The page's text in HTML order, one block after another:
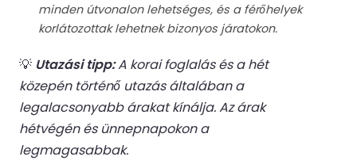
minden útvonalon lehetséges, és a férőhelyek
korlátozottak lehetnek bizonyos járatokon.
💡 Utazási tipp:A korai foglalás és a hét
közepén történő utazás általában a
legalacsonyabb árakat kínálja. Az árak
hétvégén és ünnepnapokon a
legmagasabbak.